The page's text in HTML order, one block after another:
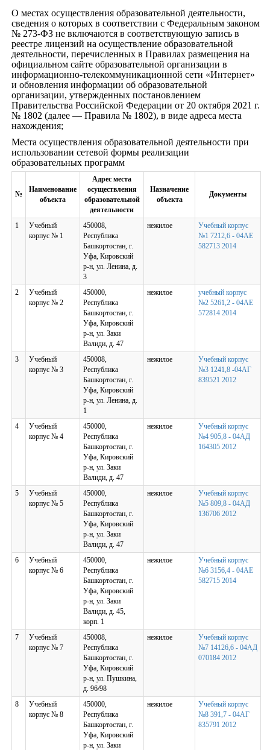
О местах осуществления образовательной деятельности,
сведения о которых в соответствии с Федеральным законом
№ 273-ФЗ не включаются в соответствующую запись в
реестре лицензий на осуществление образовательной
деятельности, перечисленных в Правилах размещения на
официальном сайте образовательной организации в
информационно-телекоммуникационной сети «Интернет»
и обновления информации об образовательной
организации, утвержденных постановлением
Правительства Российской Федерации от 20 октября 2021 г.
№ 1802 (далее — Правила № 1802), в виде адреса места
нахождения;
Места осуществления образовательной деятельности при
использовании сетевой формы реализации
образовательных программ
№
Наименование
объекта
Адрес места
осуществления
образовательной
деятельности
Назначение
объекта
Документы
1
Учебный
корпус № 1
450008,
Республика
Башкортостан, г.
Уфа, Кировский
р-н, ул. Ленина, д.
3
нежилое
Учебный корпус
№1 7212,6 - 04АЕ
582713 2014
2
Учебный
корпус № 2
450000,
Республика
Башкортостан, г.
Уфа, Кировский
р-н, ул. Заки
Валиди, д. 47
нежилое
учебный корпус
№2 5261,2 - 04АЕ
572814 2014
3
Учебный
корпус № 3
450008,
Республика
Башкортостан, г.
Уфа, Кировский
р-н, ул. Ленина, д.
1
нежилое
Учебный корпус
№3 1241,8 -04АГ
839521 2012
4
Учебный
корпус № 4
450000,
Республика
Башкортостан, г.
Уфа, Кировский
р-н, ул. Заки
Валиди, д. 47
нежилое
Учебный корпус
№4 905,8 - 04АД
164305 2012
5
Учебный
корпус № 5
450000,
Республика
Башкортостан, г.
Уфа, Кировский
р-н, ул. Заки
Валиди, д. 47
нежилое
Учебный корпус
№5 809,8 - 04АД
136706 2012
6
Учебный
корпус № 6
450000,
Республика
Башкортостан, г.
Уфа, Кировский
р-н, ул. Заки
Валиди, д. 45,
корп. 1
нежилое
Учебный корпус
№6 3156,4 - 04АЕ
582715 2014
7
Учебный
корпус № 7
450008,
Республика
Башкортостан, г.
Уфа, Кировский
р-н, ул. Пушкина,
д. 96/98
нежилое
Учебный корпус
№7 14126,6 - 04АД
070184 2012
8
Учебный
корпус № 8
450000,
Республика
Башкортостан, г.
Уфа, Кировский
р-н, ул. Заки
нежилое
Учебный корпус
№8 391,7 - 04АГ
835791 2012